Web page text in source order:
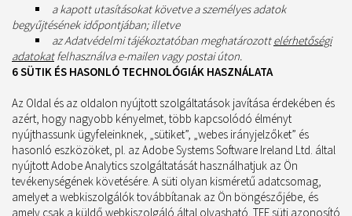
a kapott utasításokat követve a személyes adatok
begyűjtésének időpontjában; illetve
az Adatvédelmi tájékoztatóban meghatározottelérhetőségi
adatokatfelhasználva e-mailen vagy postai úton.
6 SÜTIK ÉS HASONLÓ TECHNOLÓGIÁK HASZNÁLATA
Az Oldal és az oldalon nyújtott szolgáltatások javítása érdekében és
azért, hogy nagyobb kényelmet, több kapcsolódó élményt
nyújthassunk ügyfeleinknek, „sütiket”, „webes irányjelzőket” és
hasonló eszközöket, pl. az Adobe Systems Software Ireland Ltd. által
nyújtott Adobe Analytics szolgáltatását használhatjuk az Ön
tevékenységének követésére. A süti olyan kisméretű adatcsomag,
amelyet a webkiszolgálók továbbítanak az Ön böngészőjébe, és
amely csak a küldő webkiszolgáló által olvasható. TEE süti azonosító